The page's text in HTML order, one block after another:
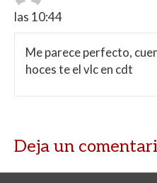
las 10:44
Me parece perfecto,
hoces te el vlc en cdt
Deja un